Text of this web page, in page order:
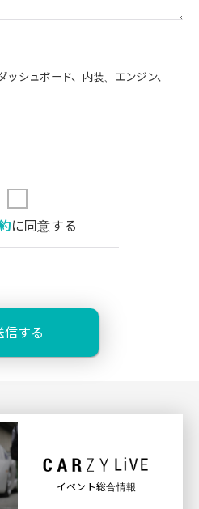
シュボード、内装、エンジン、
に同意する
イベント総合情報